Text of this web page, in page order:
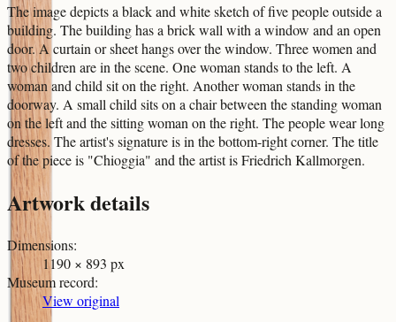
The image depicts a black and white sketch of five people outside a
building. The building has a brick wall with a window and an open
door. A curtain or sheet hangs over the window. Three women and
two children are in the scene. One woman stands to the left. A
woman and child sit on the right. Another woman stands in the
doorway. A small child sits on a chair between the standing woman
on the left and the sitting woman on the right. The people wear long
dresses. The artist's signature is in the bottom-right corner. The title
of the piece is "Chioggia" and the artist is Friedrich Kallmorgen.
Artwork details
Dimensions:
1190 × 893 px
Museum record:
View original